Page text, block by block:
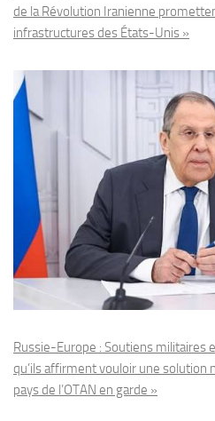
de la Révolution Iranienne
infrastructures des États-Unis »
Russie-Europe : Soutiens militaires
qu’ils affirment vouloir une solution
pays de l’OTAN en garde »